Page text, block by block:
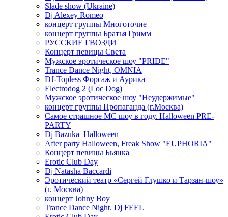
Slade show (Ukraine)
Dj Alexey Romeo
концерт группы Многоточие
концерт группы Братья Гримм
РУССКИЕ ГВОЗДИ
Концерт певицы Света
Мужское эротическое шоу "PRIDE"
Trance Dance Night, OMNIA
DJ-Topless Форсаж и Аурика
Electrodog 2 (Loc Dog)
Мужское эротическое шоу "Неудержимые"
концерт группы Пропаганда (г.Москва)
Самое страшное МС шоу в году. Halloween PRE-
PARTY
Dj Bazuka_Halloween
After party Halloween, Freak Show "EUPHORIA"
Концерт певицы Бьянка
Erotic Club Day
Dj Natasha Baccardi
Эротический театр «Сергей Глушко и Тарзан-шоу»
(г. Москва)
концерт Johny Boy
Trance Dance Night. Dj FEEL